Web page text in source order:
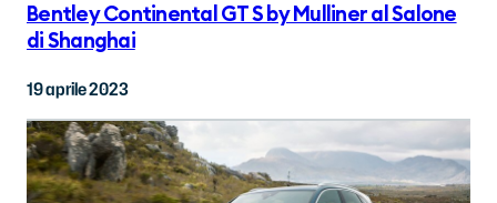
Bentley Continental GT S by Mulliner al Salone
di Shanghai
19 aprile 2023